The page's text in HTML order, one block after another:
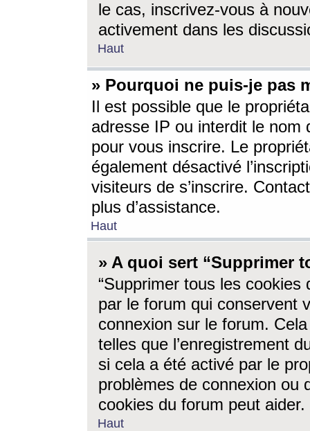
le cas, inscrivez-vous à
activement dans les
Haut
» Pourquoi ne puis-je pas
Il est possible que le
adresse IP ou interdit le nom
pour vous inscrire. Le
également désactivé
visiteurs de s’inscrire.
plus d’assistance.
Haut
» A quoi sert “Supprimer
“Supprimer tous les cookies
par le forum qui conservent
connexion sur le forum.
telles que l’enregistrement
si cela a été activé par le
problèmes de connexion ou
cookies du forum peut aider.
Haut